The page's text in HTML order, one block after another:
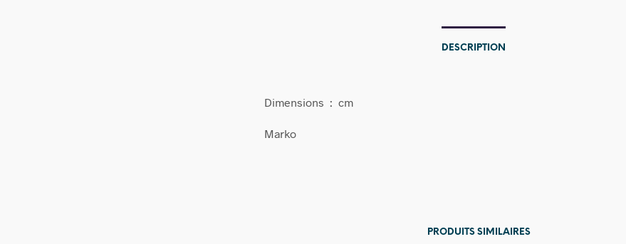
DESCRIPTION
Dimensions : cm
Marko
PRODUITS SIMILAIRES